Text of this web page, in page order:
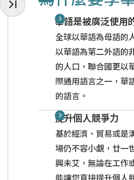
華語是被廣泛使用
全球以華語為母語的
以華語為第二外語的
的人口，聯合國更以
際通用語言之一，華
的語言。
提升個人競爭力
基於經濟、貿易或是
場仍不容小覷，廿一
興未艾，無論在工作
收起常用服務